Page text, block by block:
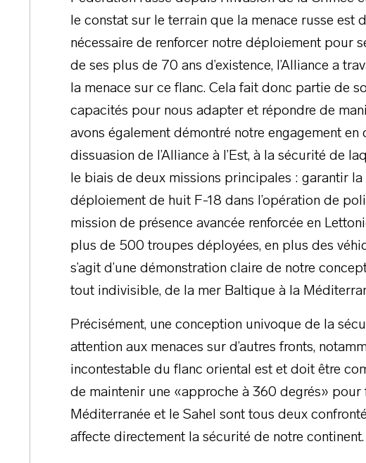
le constat sur le terrain que la menace russe est
nécessaire de renforcer notre déploiement pour
de ses plus de 70 ans d’existence, l’Alliance a
la menace sur ce flanc. Cela fait donc partie de
capacités pour nous adapter et répondre de
avons également démontré notre engagement
dissuasion de l’Alliance à l’Est, à la sécurité de
le biais de deux missions principales : garantir la
déploiement de huit F-18 dans l’opération de
mission de présence avancée renforcée en
plus de 500 troupes déployées, en plus des
s’agit d’une démonstration claire de notre
tout indivisible, de la mer Baltique à la
Précisément, une conception univoque de la
attention aux menaces sur d’autres fronts,
incontestable du flanc oriental est et doit être
de maintenir une «approche à 360 degrés» pour
Méditerranée et le Sahel sont tous deux
affecte directement la sécurité de notre continent.